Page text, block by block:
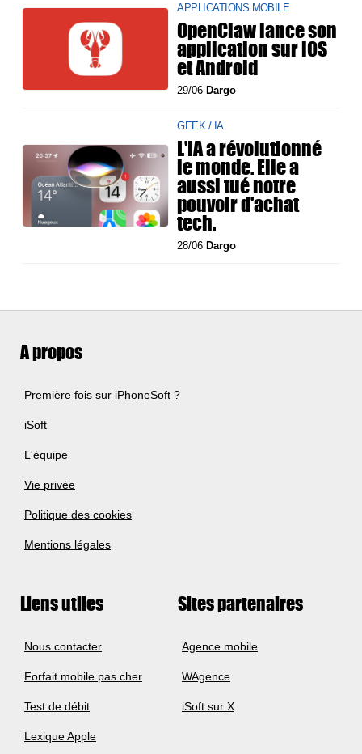
APPLICATIONS MOBILE
OpenClaw lance son
application sur iOS
et Android
29/06 Dargo
GEEK / IA
L'IA a révolutionné
le monde. Elle a
aussi tué notre
pouvoir d'achat
tech.
28/06 Dargo
A propos
Première fois sur iPhoneSoft ?
iSoft
L'équipe
Vie privée
Politique des cookies
Mentions légales
Liens utiles
Nous contacter
Forfait mobile pas cher
Test de débit
Lexique Apple
Sites partenaires
Agence mobile
WAgence
iSoft sur X